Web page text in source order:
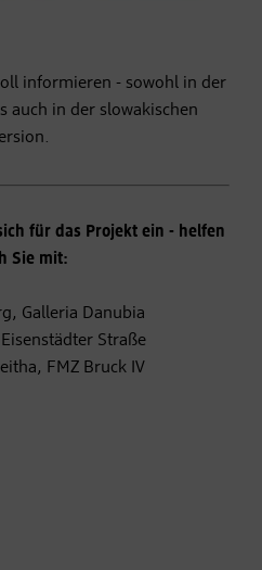
informieren - sowohl in der
auch in der slowakischen
für das Projekt ein - helfen
Sie mit:
Galleria Danubia
Straße
FMZ Bruck IV